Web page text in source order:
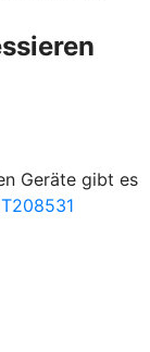
Geräte gibt es